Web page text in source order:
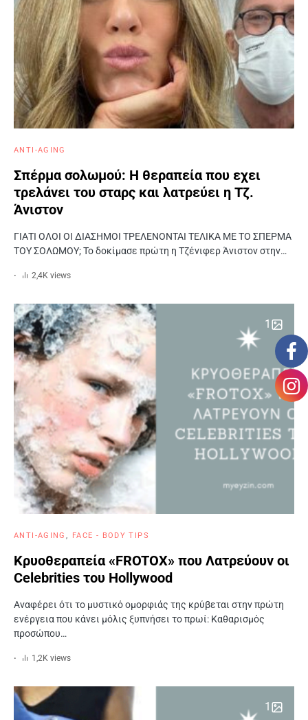
ANTI-AGING
Σπέρμα σολωμού: Η θεραπεία που εχει
τρελάνει του σταρς και λατρεύει η Τζ.
Άνιστον
ΓΙΑΤΙ ΟΛΟΙ ΟΙ ΔΙΑΣΗΜΟΙ ΤΡΕΛΕΝΟΝΤΑΙ ΤΕΛΙΚΑ ΜΕ ΤΟ ΣΠΕΡΜΑ
ΤΟΥ ΣΟΛΩΜΟΥ; Το δοκίμασε πρώτη η Τζένιφερ Άνιστον στην…
2,4K views
1
ANTI-AGING FACE - BODY TIPS
Κρυοθεραπεία «FROTOX» που Λατρεύουν οι
Celebrities του Hollywood
Αναφέρει ότι το μυστικό ομορφιάς της κρύβεται στην πρώτη
ενέργεια που κάνει μόλις ξυπνήσει το πρωί: Καθαρισμός
προσώπου…
1,2K views
1